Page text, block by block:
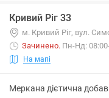
Кривий Ріг 33
м. Кривий Ріг, вул.
Зачинено. Пн-Нд:
На мапі
Меркана дієтична